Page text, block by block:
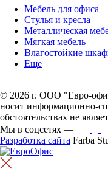
Мебель для офиса
Стулья и кресла
Металлическая
Мягкая мебель
Влагостойкие
Еще
© 2026 г. ООО "Евро-
носит информационно-
обстоятельствах не
Мы в соцсетях —
Разработка сайта Farba